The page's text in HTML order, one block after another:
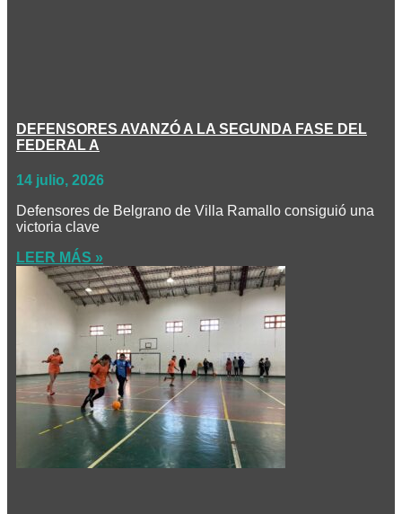
DEFENSORES AVANZÓ A LA SEGUNDA FASE DEL
FEDERAL A
14 julio, 2026
Defensores de Belgrano de Villa Ramallo consiguió una
victoria clave
LEER MÁS »